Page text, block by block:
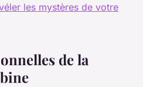
les mystères de votre
de la